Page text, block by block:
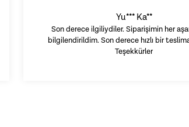
Yu*** Ka**
Son derece ilgiliydiler. Siparişimin her
bilgilendirildim. Son derece hızlı bir
Teşekkürler